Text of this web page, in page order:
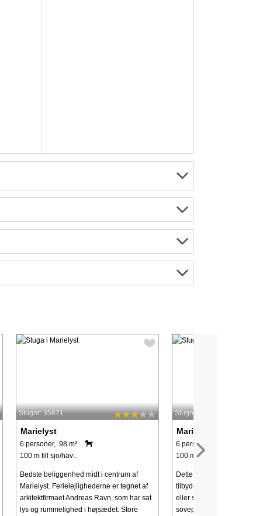
Stugnr: 35871
Marielyst
6 personer, 98 m²
100 m till sjö/hav:.
Bedste beliggenhed midt i centrum af
Marielyst. Ferielejlighederne er tegnet af
arkitektfirmaet Andreas Ravn, som har sat
lys og rummelighed i højsædet. Store
Stugnr: 60158
Marielyst
6 personer, 88 m²
100 m till sjö/hav:.
Dette hyggelige
tilbyder et perfekt
eller små grupper med 3
soveplads til op til 6